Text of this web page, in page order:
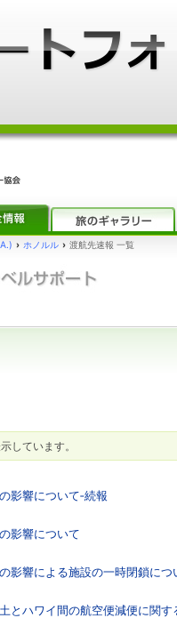
› ホノルル › 渡航先速報 一覧
しています。
影響について‐続報
影響について
影響による施設の一時閉鎖につ
とハワイ間の航空便減便に関す